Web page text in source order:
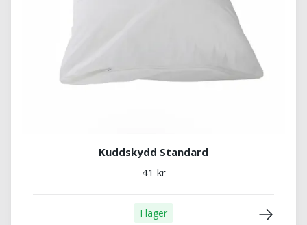
Kuddskydd Standard
41 kr
I lager